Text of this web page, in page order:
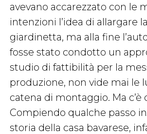
avevano accarezzato con le
intenzioni l’idea di allargare
giardinetta, ma alla fine
fosse stato condotto un
studio di fattibilità per la
produzione, non vide mai le
catena di montaggio. Ma c’è
Compiendo qualche passo
storia della casa bavarese,